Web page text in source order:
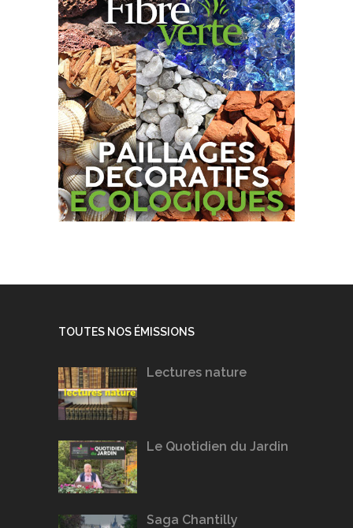
TOUTES NOS ÉMISSIONS
Lectures nature
Le Quotidien du Jardin
Saga Chantilly